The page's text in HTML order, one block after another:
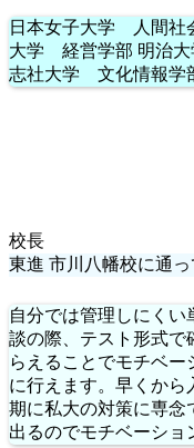
日本女子大学 人間社
大学 経営学部 明治
志社大学 文化情報学
校長
東進 市川八幡校に通
自分では管理しにく
談の際、テスト形式で
らえることでモチベ
に行えます。早くか
期に私大の対策に専念
出るのでモチベーショ